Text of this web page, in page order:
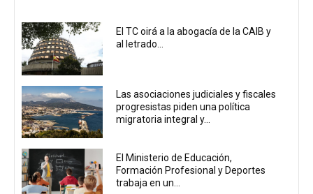
El TC oirá a la abogacía de la CAIB y
al letrado...
Las asociaciones judiciales y fiscales
progresistas piden una política
migratoria integral y...
El Ministerio de Educación,
Formación Profesional y Deportes
trabaja en un...